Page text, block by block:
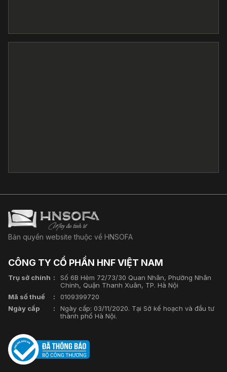
Bản quyền website thuộc về HNSOFA
CÔNG TY CỔ PHẦN HNF VIỆT NAM
Trụ sở chính
Số 6B Hẻm 72/73/30 Quan Nhân, Phường Nhân
Chính, Quận Thanh Xuân, TP. Hà Nội
Mã số thuế
0109399720
Ngày cấp
Ngày cấp: 03/11/2020. Tại Sở kế hoạch và đầu tư
thành phố Hà Nội.